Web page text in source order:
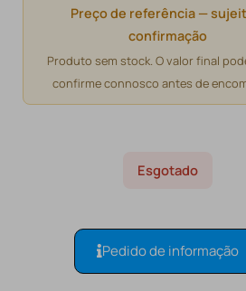
Preço de referência —
confirmação
Produto sem stock. O valor final
confirme connosco antes de
Esgotado
Pedido de informação